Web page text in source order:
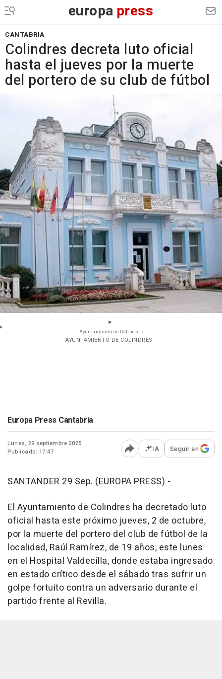
europa press
CANTABRIA
Colindres decreta luto oficial
hasta el jueves por la muerte
del portero de su club de fútbol
Ayuntamiento de Colindres
- AYUNTAMIENTO DE COLINDRES
Europa Press Cantabria
Lunes, 29 septiembre 2025
Publicado: 17:47
Abrir opciones para
IA Seguir en
SANTANDER 29 Sep. (EUROPA PRESS) -
El Ayuntamiento de Colindres ha decretado luto
oficial hasta este próximo jueves, 2 de octubre,
por la muerte del portero del club de fútbol de la
localidad, Raúl Ramírez, de 19 años, este lunes
en el Hospital Valdecilla, donde estaba ingresado
en estado crítico desde el sábado tras sufrir un
golpe fortuito contra un adversario durante el
partido frente al Revilla.